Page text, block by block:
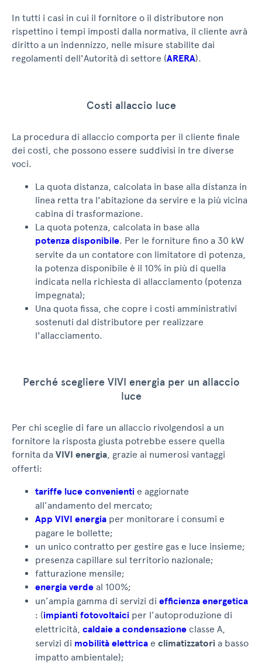
In tutti i casi in cui il fornitore o il distributore non
rispettino i tempi imposti dalla normativa, il cliente avrà
diritto a un indennizzo, nelle misure stabilite dai
regolamenti dell'Autorità di settore (ARERA).
Costi allaccio luce
La procedura di allaccio comporta per il cliente finale
dei costi, che possono essere suddivisi in tre diverse
voci.
La quota distanza, calcolata in base alla distanza in
linea retta tra l'abitazione da servire e la più vicina
cabina di trasformazione.
La quota potenza, calcolata in base alla
potenza disponibile. Per le forniture fino a 30 kW
servite da un contatore con limitatore di potenza,
la potenza disponibile è il 10% in più di quella
indicata nella richiesta di allacciamento (potenza
impegnata);
Una quota fissa, che copre i costi amministrativi
sostenuti dal distributore per realizzare
l'allacciamento.
Perché scegliere VIVI energia per un allaccio
luce
Per chi sceglie di fare un allaccio rivolgendosi a un
fornitore la risposta giusta potrebbe essere quella
fornita da VIVI energia, grazie ai numerosi vantaggi
offerti:
tariffe luce convenienti e aggiornate
all’andamento del mercato;
App VIVI energia per monitorare i consumi e
pagare le bollette;
un unico contratto per gestire gas e luce insieme;
presenza capillare sul territorio nazionale;
fatturazione mensile;
energia verde al 100%;
un’ampia gamma di servizi di efficienza energetica
: (impianti fotovoltaici per l’autoproduzione di
elettricità, caldaie a condensazione classe A,
servizi di mobilità elettrica e climatizzatori a basso
impatto ambientale);